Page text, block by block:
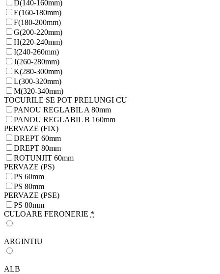
D(140-160mm)
E(160-180mm)
F(180-200mm)
G(200-220mm)
H(220-240mm)
I(240-260mm)
J(260-280mm)
K(280-300mm)
L(300-320mm)
M(320-340mm)
TOCURILE SE POT PRELUNGI CU
PANOU REGLABIL A 80mm
PANOU REGLABIL B 160mm
PERVAZE (FIX)
DREPT 60mm
DREPT 80mm
ROTUNJIT 60mm
PERVAZE (PS)
PS 60mm
PS 80mm
PERVAZE (PSE)
PS 80mm
CULOARE FERONERIE *
ARGINTIU
ALB